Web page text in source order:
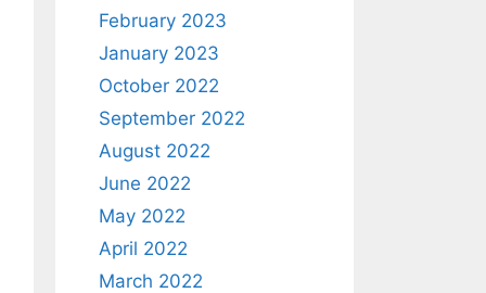
February 2023
January 2023
October 2022
September 2022
August 2022
June 2022
May 2022
April 2022
March 2022